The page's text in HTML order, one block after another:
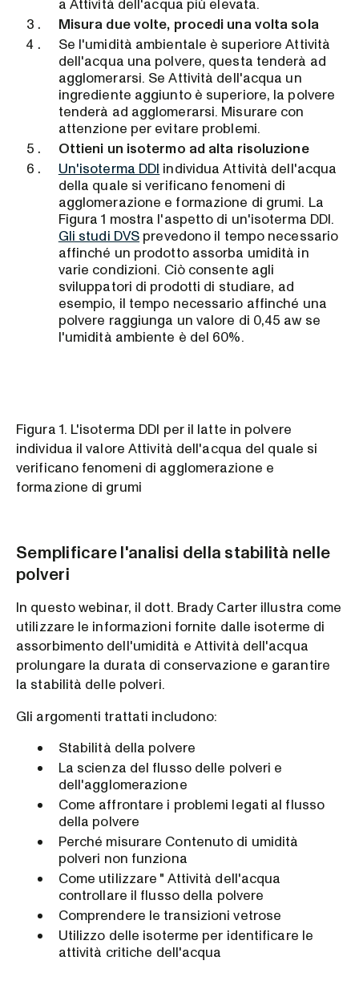
a Attività dell'acqua più elevata.
Misura due volte, procedi una volta sola
Se l'umidità ambientale è superiore Attività
dell'acqua una polvere, questa tenderà ad
agglomerarsi. Se Attività dell'acqua un
ingrediente aggiunto è superiore, la polvere
tenderà ad agglomerarsi. Misurare con
attenzione per evitare problemi.
Ottieni un isotermo ad alta risoluzione
Un'isoterma DDI individua Attività dell'acqua
della quale si verificano fenomeni di
agglomerazione e formazione di grumi. La
Figura 1 mostra l'aspetto di un'isoterma DDI.
Gli studi DVS prevedono il tempo necessario
affinché un prodotto assorba umidità in
varie condizioni. Ciò consente agli
sviluppatori di prodotti di studiare, ad
esempio, il tempo necessario affinché una
polvere raggiunga un valore di 0,45 aw se
l'umidità ambiente è del 60%.
Figura 1. L'isoterma DDI per il latte in polvere
individua il valore Attività dell'acqua del quale si
verificano fenomeni di agglomerazione e
formazione di grumi
Semplificare l'analisi della stabilità nelle
polveri
In questo webinar, il dott. Brady Carter illustra come
utilizzare le informazioni fornite dalle isoterme di
assorbimento dell'umidità e Attività dell'acqua
prolungare la durata di conservazione e garantire
la stabilità delle polveri.
Gli argomenti trattati includono:
Stabilità della polvere
La scienza del flusso delle polveri e
dell'agglomerazione
Come affrontare i problemi legati al flusso
della polvere
Perché misurare Contenuto di umidità
polveri non funziona
Come utilizzare " Attività dell'acqua
controllare il flusso della polvere
Comprendere le transizioni vetrose
Utilizzo delle isoterme per identificare le
attività critiche dell'acqua